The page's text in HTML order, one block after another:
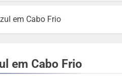
em Cabo Frio
em Cabo Frio